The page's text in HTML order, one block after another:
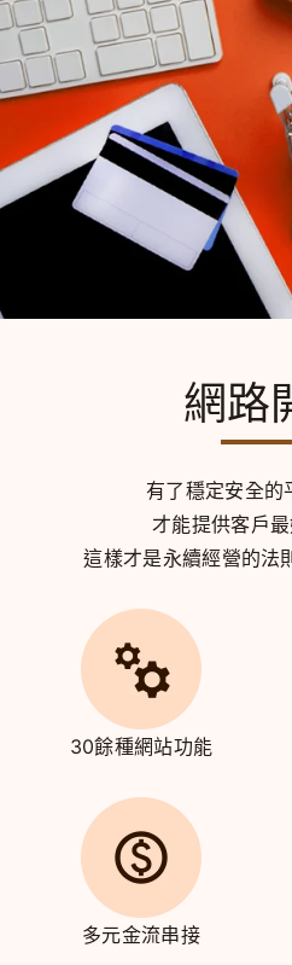
網路
有了穩定安全的
才能提供客戶最
這樣才是永續經營的法
30餘種網站功能
多元金流串接